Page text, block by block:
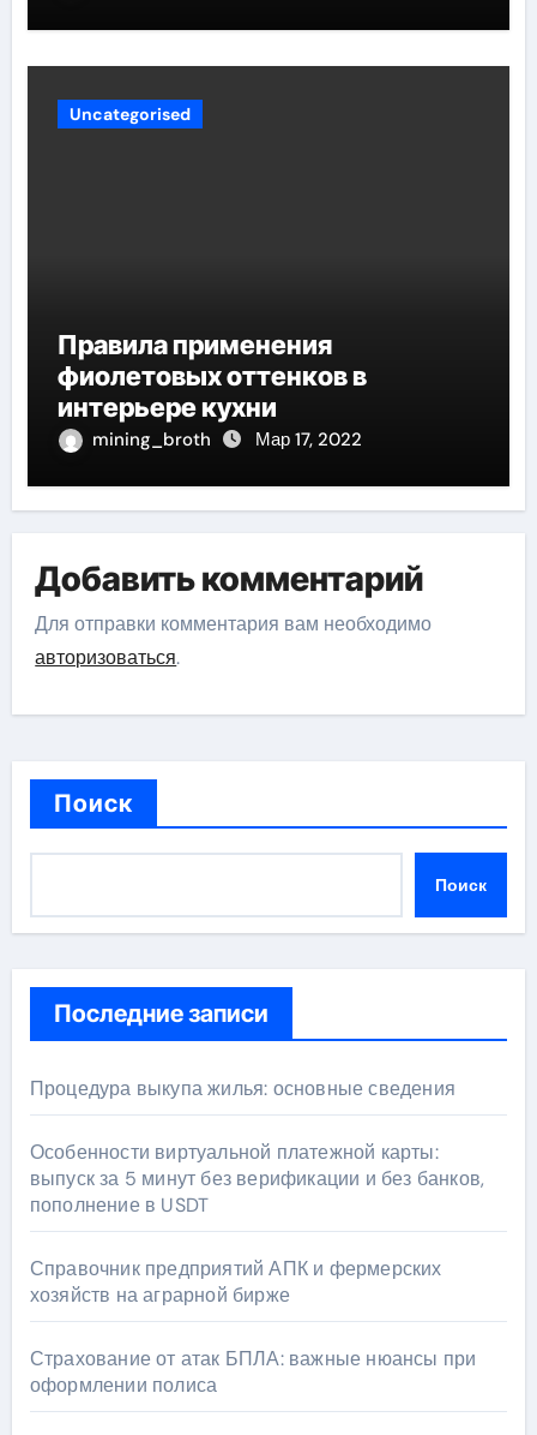
Uncategorised
Правила применения
фиолетовых оттенков в
интерьере кухни
mining_broth Мар 17, 2022
Добавить комментарий
Для отправки комментария вам необходимо
авторизоваться.
Поиск
Поиск
Последние записи
Процедура выкупа жилья: основные сведения
Особенности виртуальной платежной карты:
выпуск за 5 минут без верификации и без банков,
пополнение в USDT
Справочник предприятий АПК и фермерских
хозяйств на аграрной бирже
Страхование от атак БПЛА: важные нюансы при
оформлении полиса